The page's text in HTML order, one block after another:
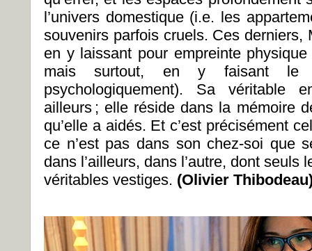
l’univers domestique (i.e. les
souvenirs parfois cruels. Ces derniers,
en y laissant pour empreinte
mais surtout, en y faisant le
psychologiquement). Sa véritable
ailleurs ; elle réside dans la mémoire
qu’elle a aidés. Et c’est précisément
ce n’est pas dans son chez-soi que
dans l’ailleurs, dans l’autre, dont seuls
véritables vestiges. (Olivier